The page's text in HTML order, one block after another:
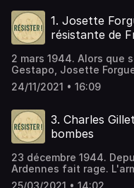
Elle est placée sous les
ans son aîné, qui
après la fin de la guerre.
1. Josette
résistante de
2 mars 1944. Alors que
Gestapo, Josette
familial met en danger
appartiennent tous
cruciale : détruire des
de sauver ses
24/11/2021 • 16:09
3. Charles
bombes
23 décembre 1944.
Ardennes fait rage.
lignes américaines en
25/03/2021 • 14:02